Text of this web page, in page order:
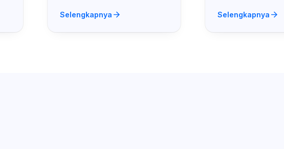
Selengkapnya arrow_forward Selengkapnya arrow_forward